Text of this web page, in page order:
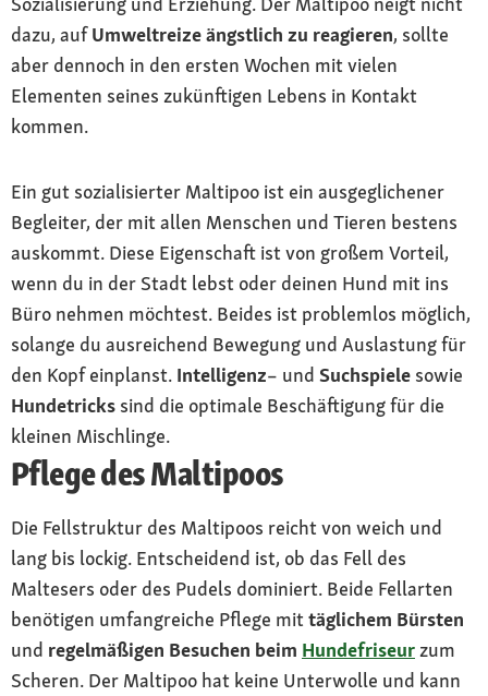
dazu, aufUmweltreize ängstlich zu reagieren, sollte
aber dennoch in den ersten Wochen mit vielen
Elementen seines zukünftigen Lebens in Kontakt
kommen.
Ein gut sozialisierter Maltipoo ist ein ausgeglichener
Begleiter, der mit allen Menschen und Tieren bestens
auskommt. Diese Eigenschaft ist von großem Vorteil,
wenn du in der Stadt lebst oder deinen Hund mit ins
Büro nehmen möchtest. Beides ist problemlos möglich,
solange du ausreichend Bewegung und Auslastung für
den Kopf einplanst. Intelligenz– und Suchspiele sowie
Hundetricks sind die optimale Beschäftigung für die
kleinen Mischlinge.
Pflege des Maltipoos
Die Fellstruktur des Maltipoos reicht von weich und
lang bis lockig. Entscheidend ist, ob das Fell des
Maltesers oder des Pudels dominiert. Beide Fellarten
benötigen umfangreiche Pflege mit täglichem Bürsten
und regelmäßigen Besuchen beim Hundefriseurzum
Scheren. Der Maltipoo hat keine Unterwolle und kann